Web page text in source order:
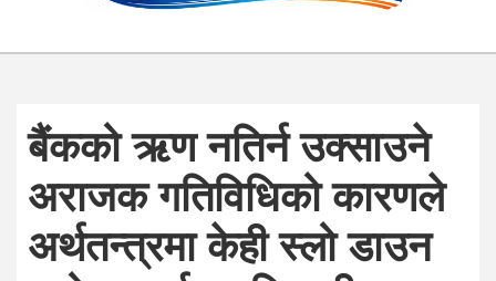
शिक्षा
संघीय
प्रविधि
जीवनशैली
बैंकको ऋण नतिर्न उक्साउने
अराजक गतिविधिको कारणले
अर्थतन्त्रमा केही स्लो डाउन